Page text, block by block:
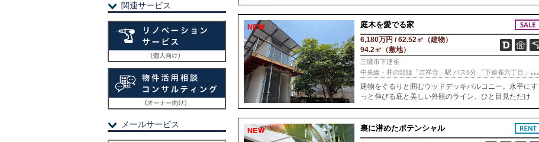
庭木を愛でる家
6,180万円 / 62.52㎡（建物）
94.2㎡（敷地）
三鷹市下連雀
中
央線・井の頭線「吉祥寺」駅 バス6分 「下連雀六丁目」バス停 徒歩4分
建物をぐるりと囲むウッドデッキバルコニー。水平にす
っと伸びる庇と美しい外観のライン。ひと目見ただけ
で、建築家が細部まで考え抜いて設計した建物なのだと
伝わってくる佇まいです。建物はコンパクトでありなが
ら
裏に潜めたポテンシャル
関連サービス
メールサービス